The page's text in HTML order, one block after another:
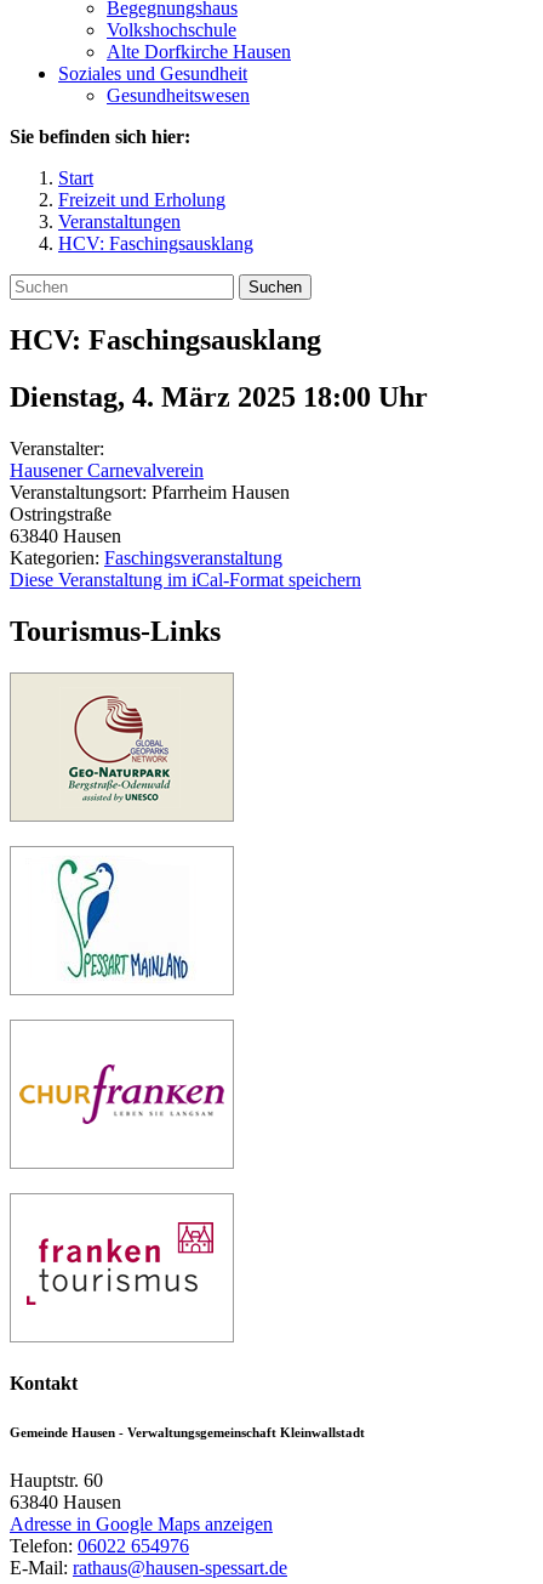
Begegnungshaus
Volkshochschule
Alte Dorfkirche Hausen
Soziales und Gesundheit
Gesundheitswesen
Sie befinden sich hier:
Start
Freizeit und Erholung
Veranstaltungen
HCV: Faschingsausklang
Suchen
HCV: Faschingsausklang
Dienstag, 4. März 2025 18:00 Uhr
Veranstalter:
Hausener Carnevalverein
Veranstaltungsort: Pfarrheim Hausen
Ostringstraße
63840 Hausen
Kategorien: Faschingsveranstaltung
Diese Veranstaltung im iCal-Format speichern
Tourismus-Links
Kontakt
Gemeinde Hausen - Verwaltungsgemeinschaft Kleinwallstadt
Hauptstr. 60
63840 Hausen
Adresse in Google Maps anzeigen
Telefon: 06022 654976
E-Mail: rathaus@hausen-spessart.de